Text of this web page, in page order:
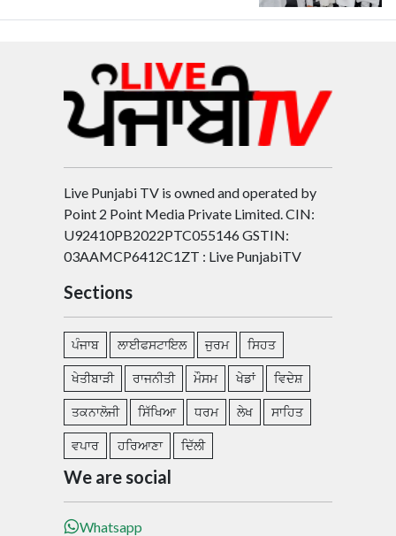
Live Punjabi TV is owned and operated by
Point 2 Point Media Private Limited. CIN:
U92410PB2022PTC055146 GSTIN:
03AAMCP6412C1ZT : Live PunjabiTV
Sections
ਪੰਜਾਬ ਲਾਈਫਸਟਾਇਲ ਜੁਰਮ ਸਿਹਤ
ਖੇਤੀਬਾੜੀ ਰਾਜਨੀਤੀ ਮੌਸਮ ਖੇਡਾਂ ਵਿਦੇਸ਼
ਤਕਨਾਲੋਜੀ ਸਿੱਖਿਆ ਧਰਮ ਲੇਖ ਸਾਹਿਤ
ਵਪਾਰ ਹਰਿਆਣਾ ਦਿੱਲੀ
We are social
Whatsapp